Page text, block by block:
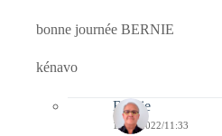
bonne journée BERNIE
kénavo
Bernie
19/02/2022/11:33